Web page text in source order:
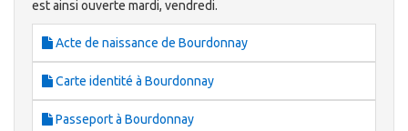
est ainsi ouverte mardi, vendredi.
Acte de naissance de Bourdonnay
Carte identité à Bourdonnay
Passeport à Bourdonnay